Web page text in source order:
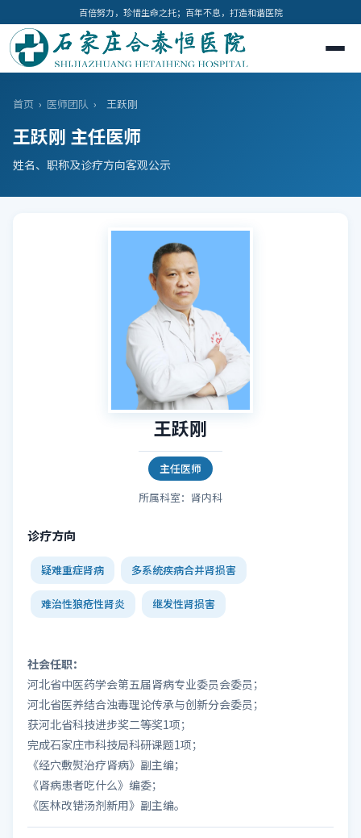
百倍努力，珍惜生命之托；百年不息，打造和谐医院
首页 › 医师团队 › 王跃刚
王跃刚 主任医师
姓名、职称及诊疗方向客观公示
王跃刚
主任医师
所属科室：肾内科
诊疗方向
疑难重症肾病 多系统疾病合并肾损害
难治性狼疮性肾炎 继发性肾损害
社会任职：
河北省中医药学会第五届肾病专业委员会委员；
河北省医养结合浊毒理论传承与创新分会委员；
获河北省科技进步奖二等奖1项；
完成石家庄市科技局科研课题1项；
《经穴敷熨治疗肾病》副主编；
《肾病患者吃什么》编委；
《医林改错汤剂新用》副主编。